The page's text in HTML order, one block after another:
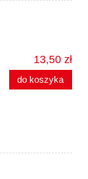
13,50 zł
do koszyka